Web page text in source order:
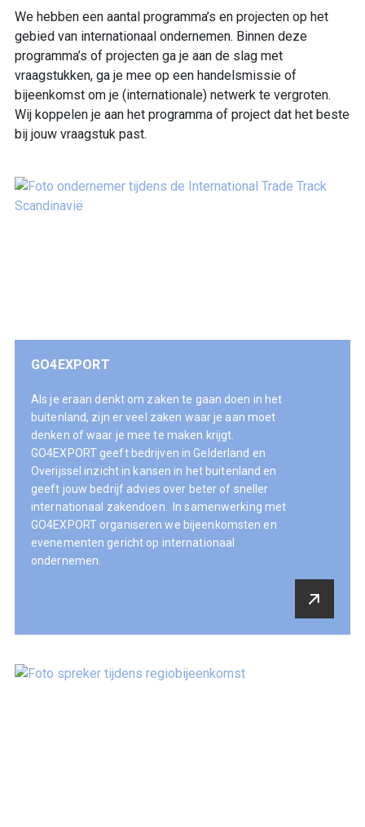
We hebben een aantal programma’s en projecten op het
gebied van internationaal ondernemen. Binnen deze
programma’s of projecten ga je aan de slag met
vraagstukken, ga je mee op een handelsmissie of
bijeenkomst om je (internationale) netwerk te vergroten.
Wij koppelen je aan het programma of project dat het beste
bij jouw vraagstuk past.
GO4EXPORT
Als je eraan denkt om zaken te gaan doen in het
buitenland, zijn er veel zaken waar je aan moet
denken of waar je mee te maken krijgt.
GO4EXPORT geeft bedrijven in Gelderland en
Overijssel inzicht in kansen in het buitenland en
geeft jouw bedrijf advies over beter of sneller
internationaal zakendoen. In samenwerking met
GO4EXPORT organiseren we bijeenkomsten en
evenementen gericht op internationaal
ondernemen.